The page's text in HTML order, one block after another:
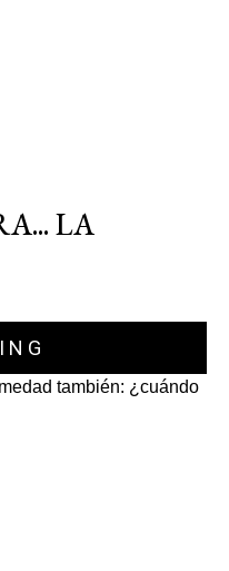
LA